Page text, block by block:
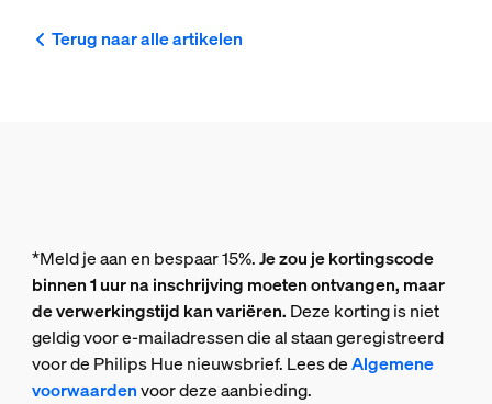
Terug naar alle artikelen
*Meld je aan en bespaar 15%.Je zou je kortingscode
binnen 1 uur na inschrijving moeten ontvangen, maar
de verwerkingstijd kan variëren. Deze korting is niet
geldig voor e-mailadressen die al staan geregistreerd
voor de Philips Hue nieuwsbrief. Lees deAlgemene
voorwaardenvoor deze aanbieding.